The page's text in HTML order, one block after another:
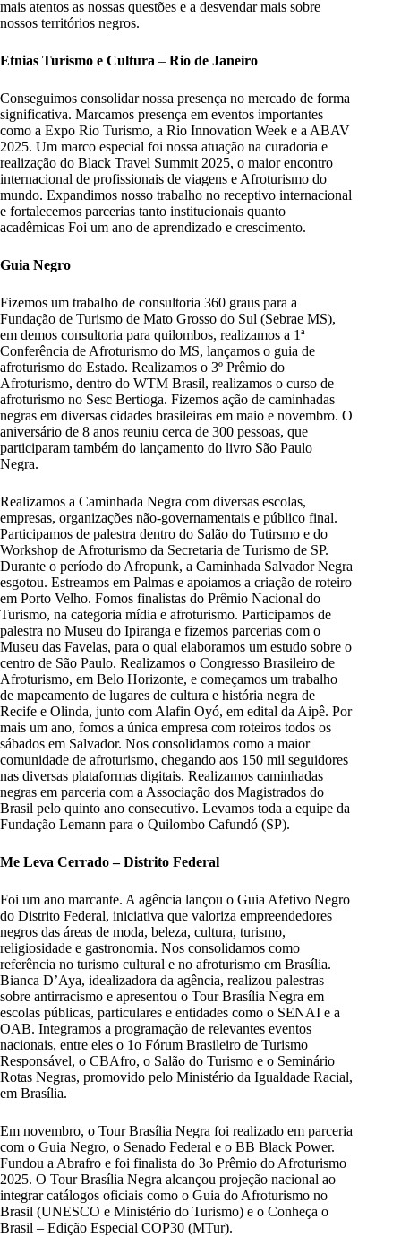
mais atentos as nossas questões e a desvendar mais sobre
nossos territórios negros.
Etnias Turismo e Cultura – Rio de Janeiro
Conseguimos consolidar nossa presença no mercado de forma
significativa. Marcamos presença em eventos importantes
como a Expo Rio Turismo, a Rio Innovation Week e a ABAV
2025. Um marco especial foi nossa atuação na curadoria e
realização do Black Travel Summit 2025, o maior encontro
internacional de profissionais de viagens e Afroturismo do
mundo. Expandimos nosso trabalho no receptivo internacional
e fortalecemos parcerias tanto institucionais quanto
acadêmicas Foi um ano de aprendizado e crescimento.
Guia Negro
Fizemos um trabalho de consultoria 360 graus para a
Fundação de Turismo de Mato Grosso do Sul (Sebrae MS),
em demos consultoria para quilombos, realizamos a 1ª
Conferência de Afroturismo do MS, lançamos o guia de
afroturismo do Estado. Realizamos o 3º Prêmio do
Afroturismo, dentro do WTM Brasil, realizamos o curso de
afroturismo no Sesc Bertioga. Fizemos ação de caminhadas
negras em diversas cidades brasileiras em maio e novembro. O
aniversário de 8 anos reuniu cerca de 300 pessoas, que
participaram também do lançamento do livro São Paulo
Negra.
Realizamos a Caminhada Negra com diversas escolas,
empresas, organizações não-governamentais e público final.
Participamos de palestra dentro do Salão do Tutirsmo e do
Workshop de Afroturismo da Secretaria de Turismo de SP.
Durante o período do Afropunk, a Caminhada Salvador Negra
esgotou. Estreamos em Palmas e apoiamos a criação de roteiro
em Porto Velho. Fomos finalistas do Prêmio Nacional do
Turismo, na categoria mídia e afroturismo. Participamos de
palestra no Museu do Ipiranga e fizemos parcerias com o
Museu das Favelas, para o qual elaboramos um estudo sobre o
centro de São Paulo. Realizamos o Congresso Brasileiro de
Afroturismo, em Belo Horizonte, e começamos um trabalho
de mapeamento de lugares de cultura e história negra de
Recife e Olinda, junto com Alafin Oyó, em edital da Aipê. Por
mais um ano, fomos a única empresa com roteiros todos os
sábados em Salvador. Nos consolidamos como a maior
comunidade de afroturismo, chegando aos 150 mil seguidores
nas diversas plataformas digitais. Realizamos caminhadas
negras em parceria com a Associação dos Magistrados do
Brasil pelo quinto ano consecutivo. Levamos toda a equipe da
Fundação Lemann para o Quilombo Cafundó (SP).
Me Leva Cerrado – Distrito Federal
Foi um ano marcante. A agência lançou o Guia Afetivo Negro
do Distrito Federal, iniciativa que valoriza empreendedores
negros das áreas de moda, beleza, cultura, turismo,
religiosidade e gastronomia. Nos consolidamos como
referência no turismo cultural e no afroturismo em Brasília.
Bianca D’Aya, idealizadora da agência, realizou palestras
sobre antirracismo e apresentou o Tour Brasília Negra em
escolas públicas, particulares e entidades como o SENAI e a
OAB. Integramos a programação de relevantes eventos
nacionais, entre eles o 1o Fórum Brasileiro de Turismo
Responsável, o CBAfro, o Salão do Turismo e o Seminário
Rotas Negras, promovido pelo Ministério da Igualdade Racial,
em Brasília.
Em novembro, o Tour Brasília Negra foi realizado em parceria
com o Guia Negro, o Senado Federal e o BB Black Power.
Fundou a Abrafro e foi finalista do 3o Prêmio do Afroturismo
2025. O Tour Brasília Negra alcançou projeção nacional ao
integrar catálogos oficiais como o Guia do Afroturismo no
Brasil (UNESCO e Ministério do Turismo) e o Conheça o
Brasil – Edição Especial COP30 (MTur).